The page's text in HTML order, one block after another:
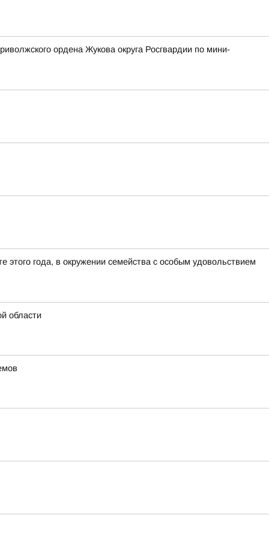
ордена Жукова округа Росгвардии по мини-
года, в окружении семейства с особым удовольствием
области